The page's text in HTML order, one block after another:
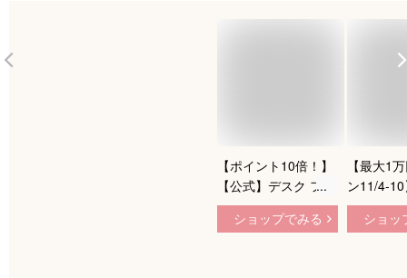
【ポイント10倍！】
【公式】デスク フリ
ーアドレスデスク 丸
型 かわいい くすみ
ショップでみる
【最大1
ン11/4-
限定】 フ
スデス
ショッ